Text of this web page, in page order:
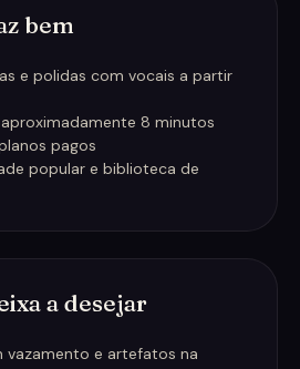
bem
e polidas com vocais a partir
8 minutos
pagos
popular e biblioteca de
a desejar
vazamento e artefatos na